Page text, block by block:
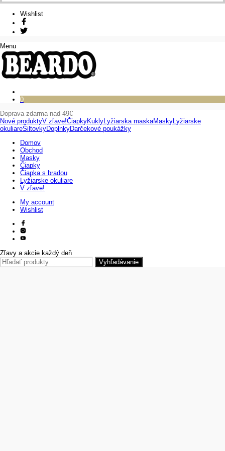
15,99 €.
Wishlist
Menu
0
Doprava zdarma nad 49€
Nové produktyV zľave!ČiapkyKuklyLyžiarska maskaMaskyLyžiarske
okuliareŠiltovkyDoplnkyDarčekové poukážky
Domov
Obchod
Masky
Čiapky
Čiapka s bradou
Lyžiarske okuliare
V zľave!
My account
Wishlist
Zľavy a akcie každý deň
Hľadať:
Vyhľadávanie